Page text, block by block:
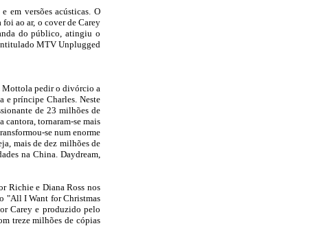
em versões acústicas. O
ao ar, o cover de Carey
do público, atingiu o
MTV Unplugged
Mottola pedir o divórcio a
e príncipe Charles. Neste
de 23 milhões de
tornaram-se mais
se num enorme
mais de dez milhões de
na China. Daydream,
Richie e Diana Ross nos
"All I Want for Christmas
Carey e produzido pelo
treze milhões de cópias